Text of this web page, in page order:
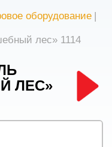
оборудование |
лес» 1114
ЛЕС»